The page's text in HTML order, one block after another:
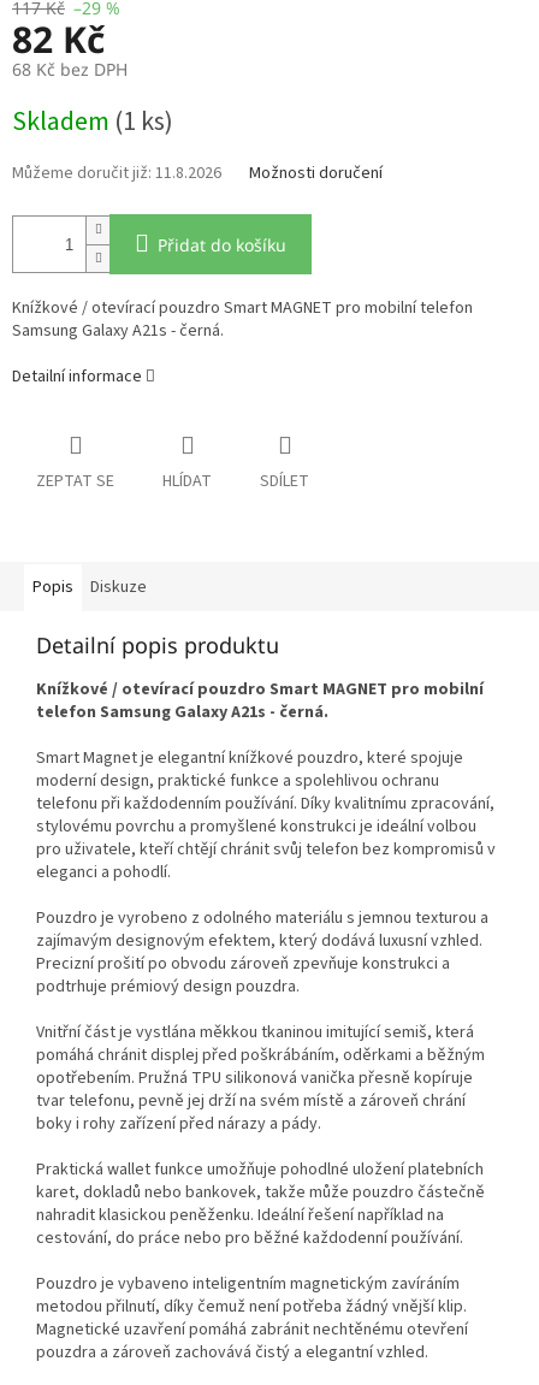
117 Kč –29 %
82 Kč
68 Kč bez DPH
cena:
Skladem (1 ks)
11.8.2026 Možnosti doručení
Přidat do košíku
Knížkové / otevírací pouzdro Smart MAGNET pro mobilní telefon
Samsung Galaxy A21s - černá.
Detailní informace
ZEPTAT SE HLÍDAT SDÍLET
Popis Diskuze
Detailní popis produktu
Knížkové / otevírací pouzdro Smart MAGNET pro mobilní
telefon Samsung Galaxy A21s - černá.
Smart Magnet je elegantní knížkové pouzdro, které spojuje
moderní design, praktické funkce a spolehlivou ochranu
telefonu při každodenním používání. Díky kvalitnímu zpracování,
stylovému povrchu a promyšlené konstrukci je ideální volbou
pro uživatele, kteří chtějí chránit svůj telefon bez kompromisů v
eleganci a pohodlí.
Pouzdro je vyrobeno z odolného materiálu s jemnou texturou a
zajímavým designovým efektem, který dodává luxusní vzhled.
Precizní prošití po obvodu zároveň zpevňuje konstrukci a
podtrhuje prémiový design pouzdra.
Vnitřní část je vystlána měkkou tkaninou imitující semiš, která
pomáhá chránit displej před poškrábáním, oděrkami a běžným
opotřebením. Pružná TPU silikonová vanička přesně kopíruje
tvar telefonu, pevně jej drží na svém místě a zároveň chrání
boky i rohy zařízení před nárazy a pády.
Praktická wallet funkce umožňuje pohodlné uložení platebních
karet, dokladů nebo bankovek, takže může pouzdro částečně
nahradit klasickou peněženku. Ideální řešení například na
cestování, do práce nebo pro běžné každodenní používání.
Pouzdro je vybaveno inteligentním magnetickým zavíráním
metodou přilnutí, díky čemuž není potřeba žádný vnější klip.
Magnetické uzavření pomáhá zabránit nechtěnému otevření
pouzdra a zároveň zachovává čistý a elegantní vzhled.